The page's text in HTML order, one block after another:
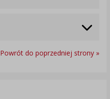
Powrót do poprzedniej strony »